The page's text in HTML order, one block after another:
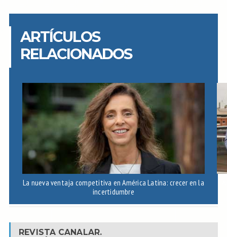
ARTÍCULOS
RELACIONADOS
La nueva ventaja competitiva en América Latina: crecer en la
incertidumbre
REVISTA CANALAR.